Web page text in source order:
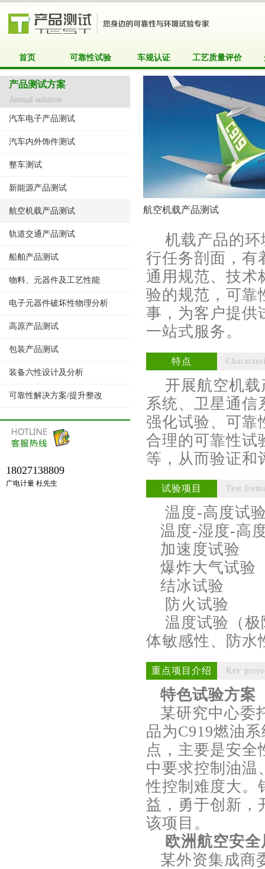
首页 可靠性试验 车规认证 工艺质量评价
产品测试方案
Annual solution
汽车电子产品测试
汽车内外饰件测试
整车测试
新能源产品测试
航空机载产品测试
轨道交通产品测试
船舶产品测试
物料、元器件及工艺性能
电子元器件破坏性物理分析
高原产品测试
包装产品测试
装备六性设计及分析
可靠性解决方案/提升整改
18027138809
广电计量 杜先生
航空机载产品测试
机载产品的环
行任务剖面，有
通用规范、技术
验的规范，可靠
事，为客户提供
一站式服务。
特点
开展航空机载
系统、卫星通信
强化试验、可靠
合理的可靠性试
等，从而验证和
试验项目 Test
温度-高度试
温度-湿度-高
加速度试验
爆炸大气试验
结冰试验
防火试验
温度试验（极
体敏感性、防水
重点项目介绍 Key
特色试验方案
某研究中心委
品为C919燃油
点，主要是安全
中要求控制油温
性控制难度大。
益，勇于创新，
该项目。
欧洲航空安
某外资集成商